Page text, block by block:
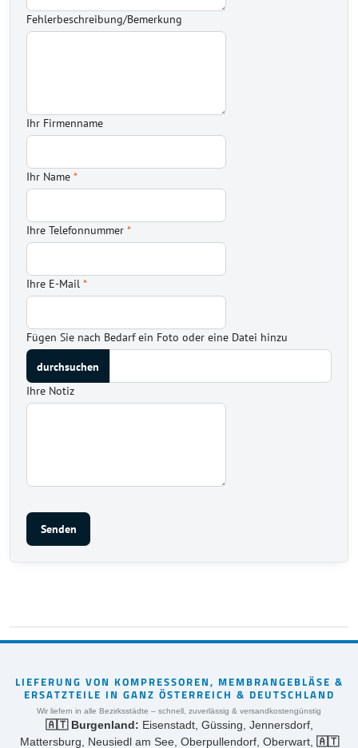
Fehlerbeschreibung/Bemerkung
Ihr Firmenname
Ihr Name *
Ihre Telefonnummer *
Ihre E-Mail *
Fügen Sie nach Bedarf ein Foto oder eine Datei hinzu
Ihre Notiz
Senden
LIEFERUNG VON KOMPRESSOREN, MEMBRANGEBLÄSE &
ERSATZTEILE IN GANZ ÖSTERREICH & DEUTSCHLAND
Wir liefern in alle Bezirksstädte – schnell, zuverlässig & versandkostengünstig
🇦🇹 Burgenland: Eisenstadt, Güssing, Jennersdorf,
Mattersburg, Neusiedl am See, Oberpullendorf, Oberwart, 🇦🇹